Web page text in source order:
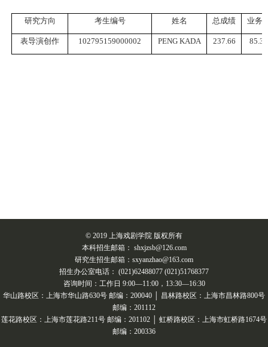
研究方向 考生编号 姓名 总成绩 业务
表导演创作 102795159000002 PENG KADA 237.66 85.33
© 2019 上海戏剧学院 版权所有
本科招生邮箱： shxjzsb@126.com
研究生招生邮箱：sxyanzhao@163.com
招生办公室电话： (021)62488077 (021)51768377
咨询时间：工作日 9:00—11:00，13:30—16:30
华山路校区：上海市华山路630号 邮编：200040 │ 昌林路校区：上海市昌林路800号
邮编：201112
莲花路校区：上海市莲花路211号 邮编：201102 │ 虹桥路校区：上海市虹桥路1674号
邮编：200336